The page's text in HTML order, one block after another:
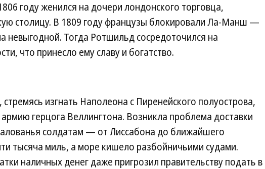
году женился на дочери лондонского торговца,
столицу. В 1809 году французы блокировали Ла-Манш —
невыгодной. Тогда Ротшильд сосредоточился на
что принесло ему славу и богатство.
стремясь изгнать Наполеона с Пиренейского полуострова,
герцога Веллингтона. Возникла проблема доставки
солдатам — от Лиссабона до ближайшего
тысяча миль, а море кишело разбойничьими судами.
наличных денег даже пригрозил правительству подать в